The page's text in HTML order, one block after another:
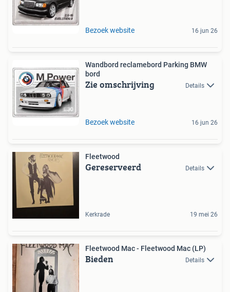
Bezoek website 16 jun 26
Wandbord reclamebord Parking BMW
bord
Zie omschrijving Details
Bezoek website 16 jun 26
Fleetwood
Gereserveerd Details
Kerkrade 19 mei 26
Fleetwood Mac - Fleetwood Mac (LP)
Bieden Details